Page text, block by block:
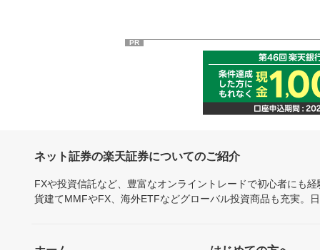
PR
ネット証券の楽天証券についてのご紹介
FXや投資信託など、豊富なオンライントレードで初心者にも
貨建てMMFやFX、海外ETFなどグローバル投資商品も充実。